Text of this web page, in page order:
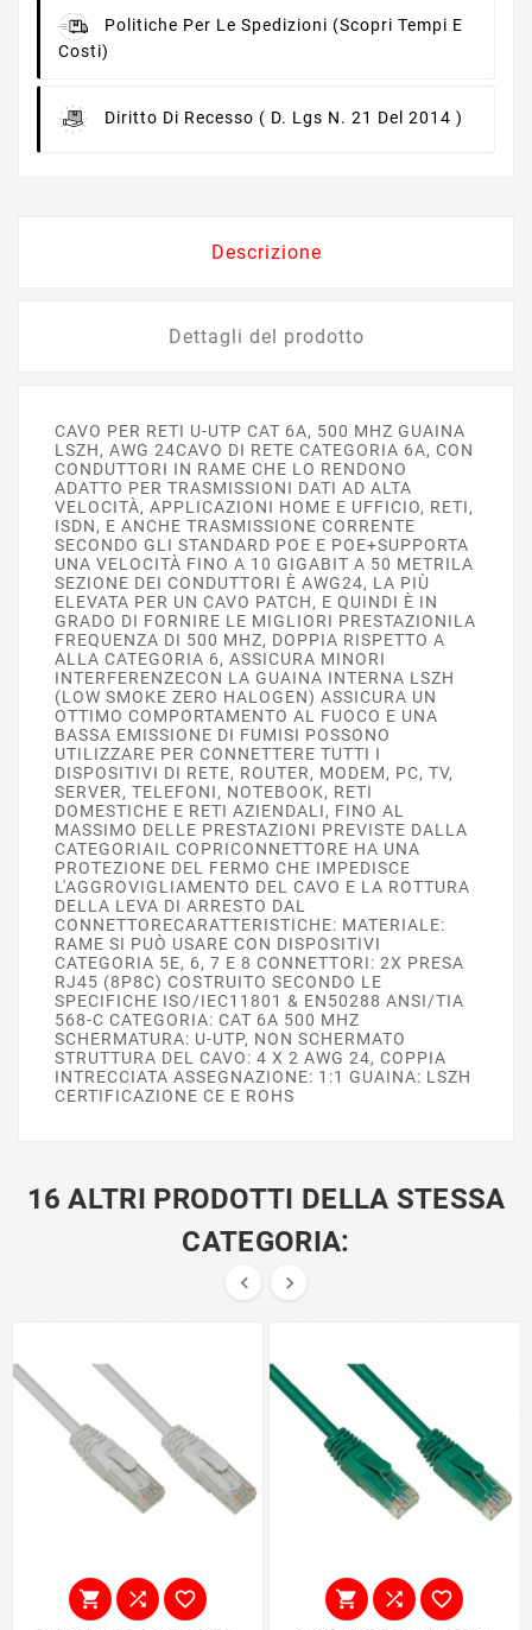
Politiche Per Le Spedizioni (scopri Tempi E
Costi)
Diritto Di Recesso ( D. Lgs N. 21 Del 2014 )
Descrizione
Dettagli del prodotto
CAVO PER RETI U-UTP CAT 6A, 500 MHZ GUAINA
LSZH, AWG 24CAVO DI RETE CATEGORIA 6A, CON
CONDUTTORI IN RAME CHE LO RENDONO
ADATTO PER TRASMISSIONI DATI AD ALTA
VELOCITÀ, APPLICAZIONI HOME E UFFICIO, RETI,
ISDN, E ANCHE TRASMISSIONE CORRENTE
SECONDO GLI STANDARD POE E POE+SUPPORTA
UNA VELOCITÀ FINO A 10 GIGABIT A 50 METRILA
SEZIONE DEI CONDUTTORI È AWG24, LA PIÙ
ELEVATA PER UN CAVO PATCH, E QUINDI È IN
GRADO DI FORNIRE LE MIGLIORI PRESTAZIONILA
FREQUENZA DI 500 MHZ, DOPPIA RISPETTO A
ALLA CATEGORIA 6, ASSICURA MINORI
INTERFERENZECON LA GUAINA INTERNA LSZH
(LOW SMOKE ZERO HALOGEN) ASSICURA UN
OTTIMO COMPORTAMENTO AL FUOCO E UNA
BASSA EMISSIONE DI FUMISI POSSONO
UTILIZZARE PER CONNETTERE TUTTI I
DISPOSITIVI DI RETE, ROUTER, MODEM, PC, TV,
SERVER, TELEFONI, NOTEBOOK, RETI
DOMESTICHE E RETI AZIENDALI, FINO AL
MASSIMO DELLE PRESTAZIONI PREVISTE DALLA
CATEGORIAIL COPRICONNETTORE HA UNA
PROTEZIONE DEL FERMO CHE IMPEDISCE
L'AGGROVIGLIAMENTO DEL CAVO E LA ROTTURA
DELLA LEVA DI ARRESTO DAL
CONNETTORECARATTERISTICHE: MATERIALE:
RAME SI PUÒ USARE CON DISPOSITIVI
CATEGORIA 5E, 6, 7 E 8 CONNETTORI: 2X PRESA
RJ45 (8P8C) COSTRUITO SECONDO LE
SPECIFICHE ISO/IEC11801 & EN50288 ANSI/TIA
568-C CATEGORIA: CAT 6A 500 MHZ
SCHERMATURA: U-UTP, NON SCHERMATO
STRUTTURA DEL CAVO: 4 X 2 AWG 24, COPPIA
INTRECCIATA ASSEGNAZIONE: 1:1 GUAINA: LSZH
CERTIFICAZIONE CE E ROHS
16 ALTRI PRODOTTI DELLA STESSA
CATEGORIA:
 
     